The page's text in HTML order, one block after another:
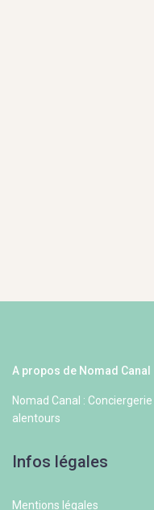
A propos de Nomad Canal
Nomad Canal :
alentours
Infos légales
Mentions légales